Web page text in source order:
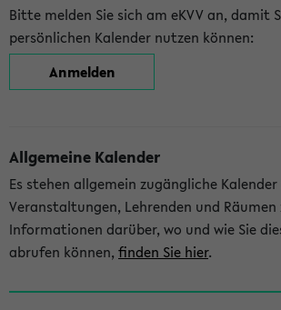
Bitte melden Sie sich am eKVV an, damit
persönlichen Kalender nutzen können:
Anmelden
Allgemeine Kalender
Es stehen allgemein zugängliche Kalender
Veranstaltungen, Lehrenden und
Informationen darüber, wo und wie Sie
abrufen können, finden Sie hier.